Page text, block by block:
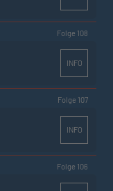
Folge 108
INFO
Folge 107
INFO
Folge 106